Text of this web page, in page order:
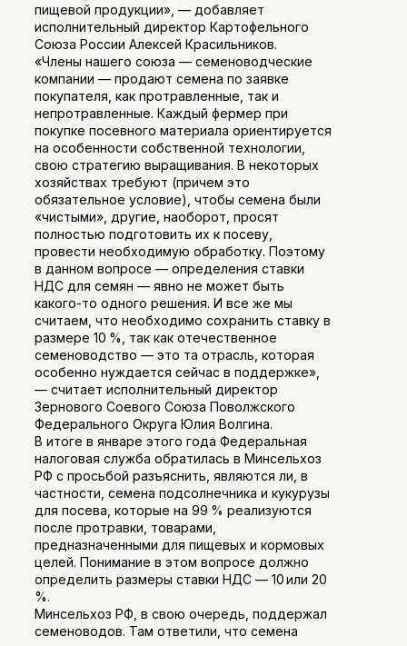
пищевой продукции», — добавляет
исполнительный директор Картофельного
Союза России Алексей Красильников.
«Члены нашего союза — семеноводческие
компании — продают семена по заявке
покупателя, как протравленные, так и
непротравленные. Каждый фермер при
покупке посевного материала ориентируется
на особенности собственной технологии,
свою стратегию выращивания. В некоторых
хозяйствах требуют (причем это
обязательное условие), чтобы семена были
«чистыми», другие, наоборот, просят
полностью подготовить их к посеву,
провести необходимую обработку. Поэтому
в данном вопросе — определения ставки
НДС для семян — явно не может быть
какого-то одного решения. И все же мы
считаем, что необходимо сохранить ставку в
размере 10 %, так как отечественное
семеноводство — это та отрасль, которая
особенно нуждается сейчас в поддержке»,
— считает исполнительный директор
Зернового Соевого Союза Поволжского
Федерального Округа Юлия Волгина.
В итоге в январе этого года Федеральная
налоговая служба обратилась в Минсельхоз
РФ с просьбой разъяснить, являются ли, в
частности, семена подсолнечника и кукурузы
для посева, которые на 99 % реализуются
после протравки, товарами,
предназначенными для пищевых и кормовых
целей. Понимание в этом вопросе должно
определить размеры ставки НДС — 10 или 20
%.
Минсельхоз РФ, в свою очередь, поддержал
семеноводов. Там ответили, что семена